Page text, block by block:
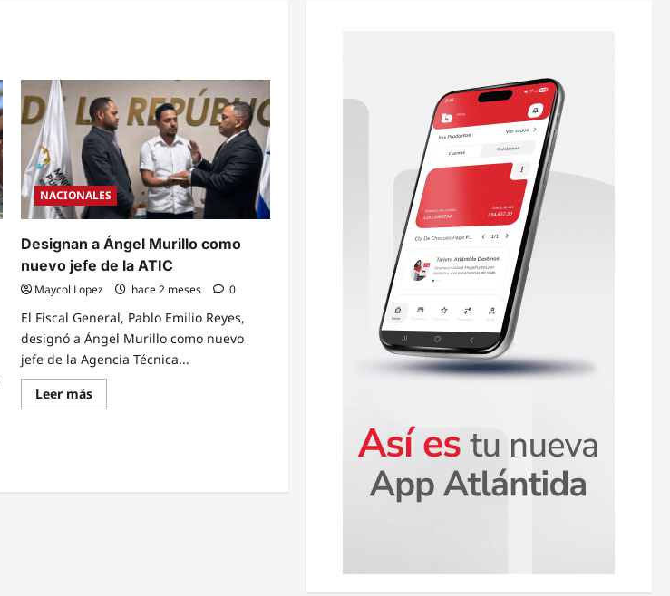
NACIONALES
Designan a Ángel Murillo como
nuevo jefe de la ATIC
Maycol Lopez hace 2 meses 0
El Fiscal General, Pablo Emilio Reyes,
designó a Ángel Murillo como nuevo
jefe de la Agencia Técnica...
Leer másRead
more
nuevo